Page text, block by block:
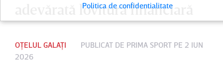
adevărată lovitură financiară
OȚELUL GALAȚI PUBLICAT DE PRIMA SPORT PE 2 IUN
2026
Politica de confidentialitate